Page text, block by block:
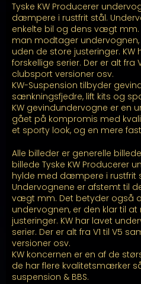
Tyske KW Producerer
dæmpere i rustfrit stål.
enkelte bil og dens vægt
man modtager
uden de store justeringer.
forskellige serier. Der er alt fra
clubsport versioner osv.
KW-Suspension tilbyder
sænkningsfjedre, lift kits og
KW gevindundervogne er en
gået på kompromis med
et sporty look, og en mere
Alle billeder er generelle
billede Tyske KW Producerer
hylde med dæmpere i rustfrit
Undervognene er afstemt til
vægt mm. Det betyder også
undervognen, er den klar til
justeringer. KW har lavet
serier. Der er alt fra V1 til V5
versioner osv.
KW koncernen er en af de
de har flere kvalitetsmærker
suspension & BBS.